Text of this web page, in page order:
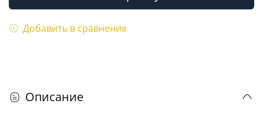
Добавить в сравнение
Описание